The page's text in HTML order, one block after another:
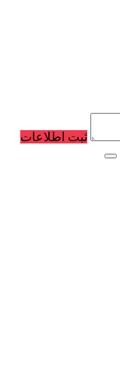
ثبت اطلاعات